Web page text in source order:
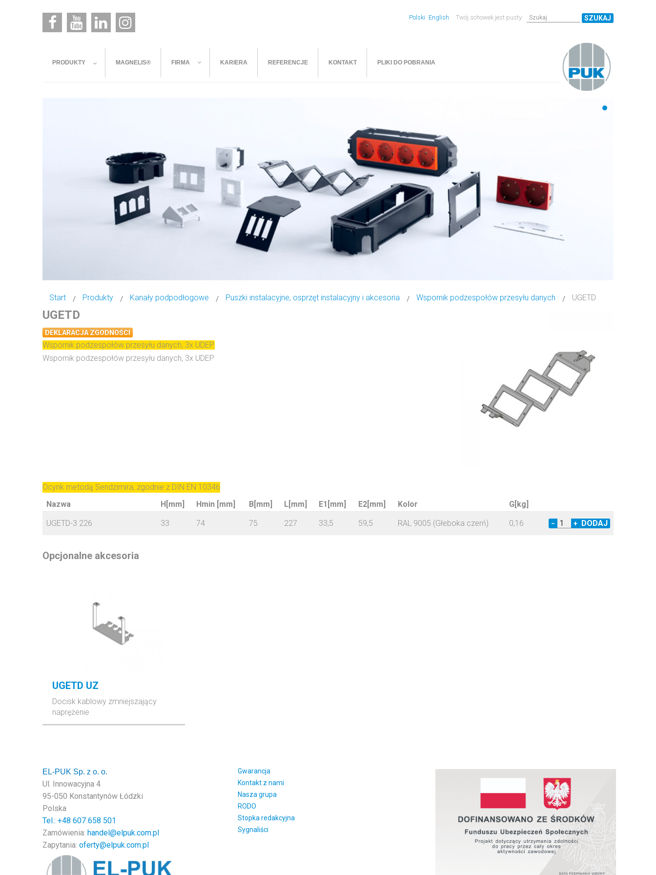
SZUKAJ
Twój schowek jest pusty
Polski English
PRODUKTY MAGNELIS® FIRMA KARIERA REFERENCJE KONTAKT PLIKI DO POBRANIA
Start Produkty Kanały podpodłogowe Puszki instalacyjne, osprzęt instalacyjny i akcesoria Wspornik podzespołów przesyłu danych UGETD
UGETD
DEKLARACJA ZGODNOŚCI
Wspornik podzespołów przesyłu danych, 3x UDEP.
Wspornik podzespołów przesyłu danych, 3x UDEP
Ocynk metodą Sendzimira, zgodnie z DIN EN 10346
Nazwa
H[mm] Hmin [mm] B[mm] L[mm] E1[mm] E2[mm] Kolor G[kg]
UGETD-3 226 33 74 75 227 33,5 59,5 RAL 9005 (Głeboka czerń) 0,16 − +
Opcjonalne akcesoria
UGETD UZ
Docisk kablowy zmniejszający
naprężenie
EL-PUK Sp. z o. o.
Ul. Innowacyjna 4
95-050 Konstantynów Łódzki
Polska
Tel.: +48 607 658 501
Zamówienia: handel@elpuk.com.pl
Zapytania: oferty@elpuk.com.pl
Gwarancja
Kontakt z nami
Nasza grupa
RODO
Stopka redakcyjna
Sygnaliści